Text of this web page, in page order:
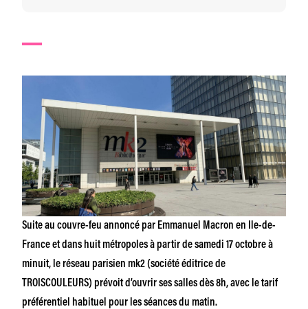
Suite au couvre-feu annoncé par Emmanuel Macron en Ile-de-
France et dans huit métropoles à partir de samedi 17 octobre à
minuit, le réseau parisien mk2 (société éditrice de
TROISCOULEURS) prévoit d’ouvrir ses salles dès 8h, avec le tarif
préférentiel habituel pour les séances du matin.